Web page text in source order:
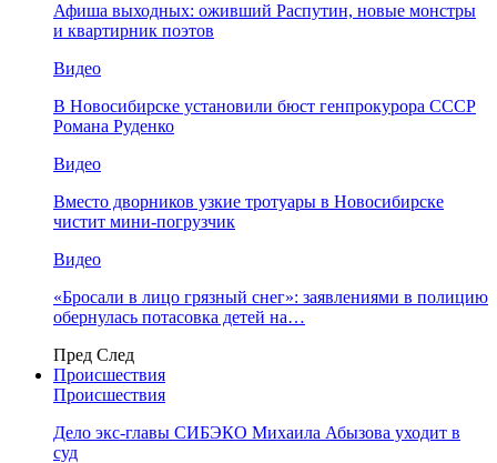
Афиша выходных: оживший Распутин, новые монстры
и квартирник поэтов
Видео
В Новосибирске установили бюст генпрокурора СССР
Романа Руденко
Видео
Вместо дворников узкие тротуары в Новосибирске
чистит мини-погрузчик
Видео
«Бросали в лицо грязный снег»: заявлениями в полицию
обернулась потасовка детей на…
Пред След
Происшествия
Происшествия
Дело экс-главы СИБЭКО Михаила Абызова уходит в
суд